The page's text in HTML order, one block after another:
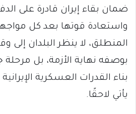
ضمان بقاء إيران قادرة على
واستعادة قوتها بعد كل
المنطلق، لا ينظر البلدان إلى
بوصفه نهاية الأزمة، بل مرحلة
بناء القدرات العسكرية
يأتي لاحقًا.